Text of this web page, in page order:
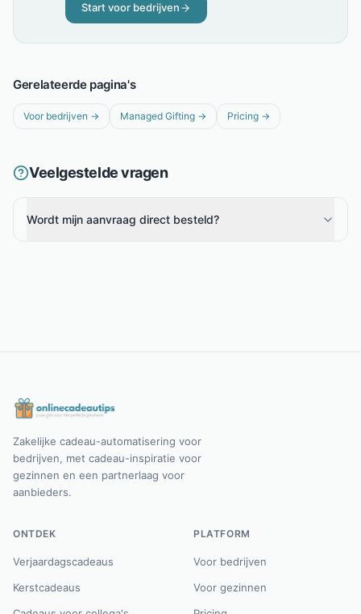
Start voor bedrijven
Gerelateerde pagina's
Voor bedrijven → Managed Gifting → Pricing →
Veelgestelde vragen
Wordt mijn aanvraag direct besteld?
Zakelijke cadeau-automatisering voor
bedrijven, met cadeau-inspiratie voor
gezinnen en een partnerlaag voor
aanbieders.
ONTDEK
Verjaardagscadeaus
Kerstcadeaus
PLATFORM
Voor bedrijven
Voor gezinnen